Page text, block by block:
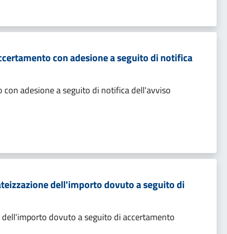
con adesione a seguito di notifica
adesione a seguito di notifica dell'avviso
dell'importo dovuto a seguito di
dovuto a seguito di accertamento